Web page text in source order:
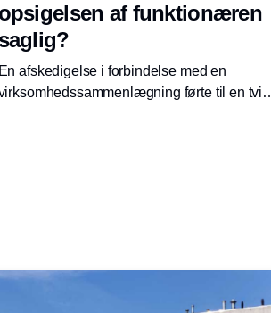
opsigelsen af funktionæren
saglig?
En afskedigelse i forbindelse med en
førte til en tvist